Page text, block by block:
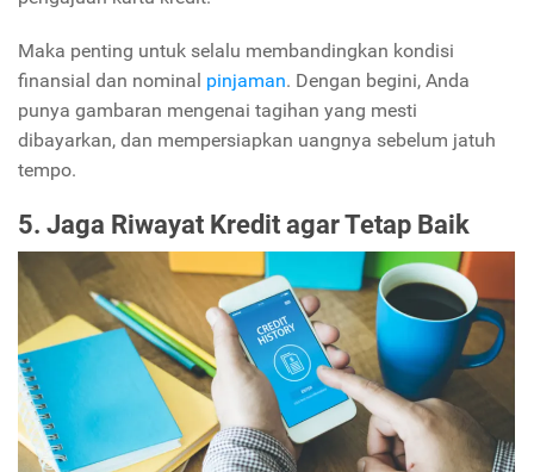
Maka penting untuk selalu membandingkan kondisi
finansial dan nominal pinjaman. Dengan begini, Anda
punya gambaran mengenai tagihan yang mesti
dibayarkan, dan mempersiapkan uangnya sebelum jatuh
tempo.
5. Jaga Riwayat Kredit agar Tetap Baik